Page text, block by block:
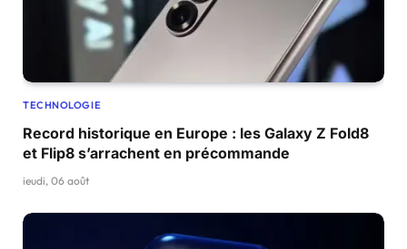
TECHNOLOGIE
Record historique en Europe : les Galaxy Z Fold8
et Flip8 s’arrachent en précommande
jeudi, 06 août